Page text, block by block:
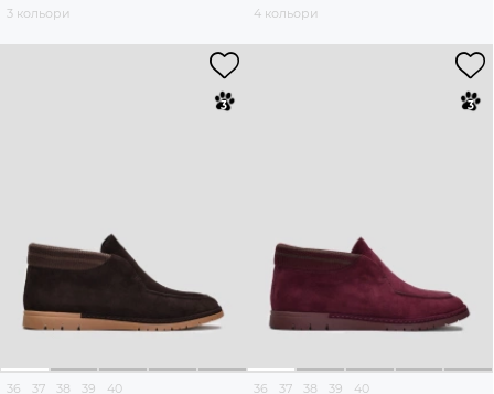
3 кольори
4 кольори
36 37 38 39 40 36 37 38 39 40